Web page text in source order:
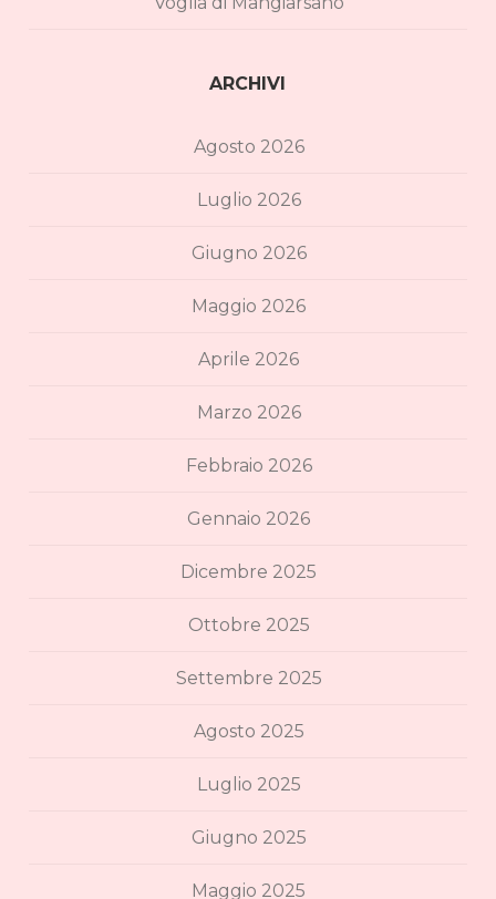
ARCHIVI
Agosto 2026
Luglio 2026
Giugno 2026
Maggio 2026
Aprile 2026
Marzo 2026
Febbraio 2026
Gennaio 2026
Dicembre 2025
Ottobre 2025
Settembre 2025
Agosto 2025
Luglio 2025
Giugno 2025
Maggio 2025